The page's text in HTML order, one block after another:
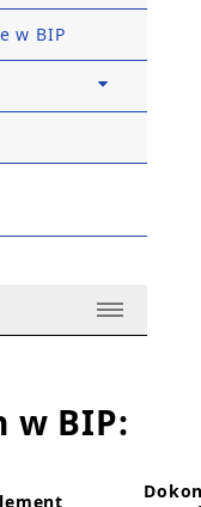
w BIP
w BIP: